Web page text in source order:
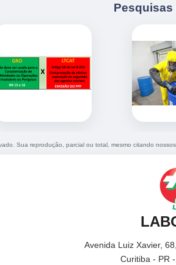
Sua reprodução, parcial ou total, mesmo citando
Avenida Luiz Xavier,
Curitiba - PR